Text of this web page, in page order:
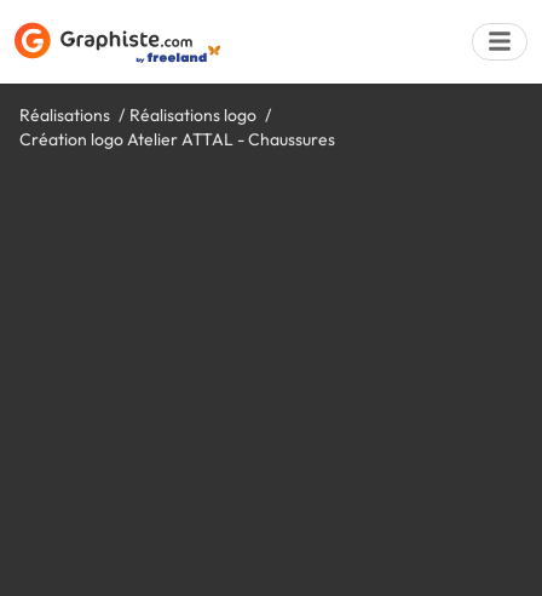
Réalisations
Réalisations logo
Création logo Atelier ATTAL - Chaussures